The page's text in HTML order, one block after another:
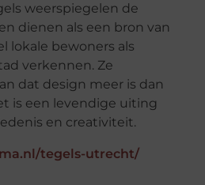
weerspiegelen de
dienen als een bron van
lokale bewoners als
verkennen. Ze
dat design meer is dan
is een levendige uiting
en creativiteit.
tegels-utrecht/